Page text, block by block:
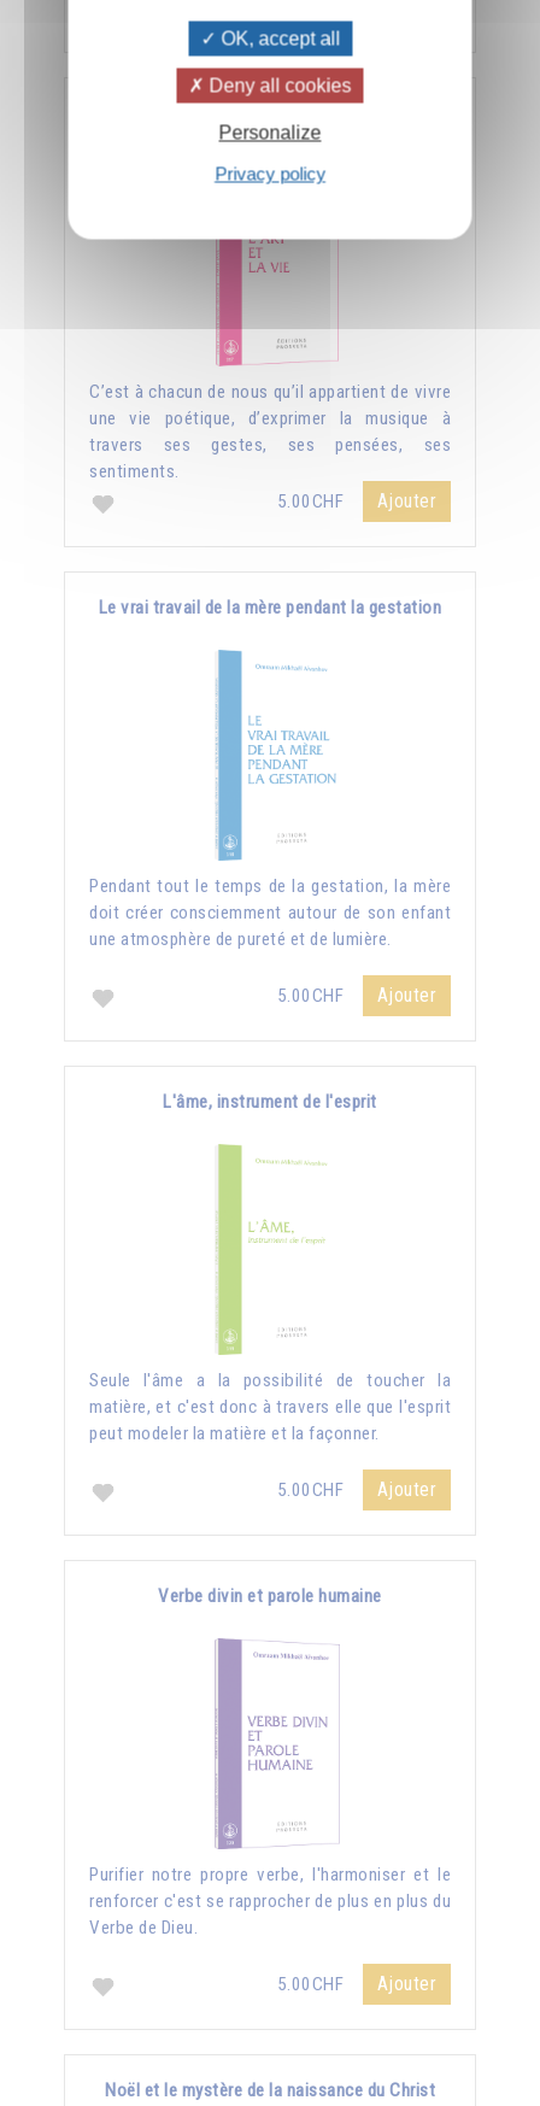
C’est à chacun de nous qu’il appartient de vivre
une vie poétique, d’exprimer la musique à
travers ses gestes, ses pensées, ses
sentiments.
5.00CHF
Ajouter
Le vrai travail de la mère pendant la gestation
Pendant tout le temps de la gestation, la mère
doit créer consciemment autour de son enfant
une atmosphère de pureté et de lumière.
5.00CHF Ajouter
L'âme, instrument de l'esprit
Seule l'âme a la possibilité de toucher la
matière, et c'est donc à travers elle que l'esprit
peut modeler la matière et la façonner.
5.00CHF Ajouter
Verbe divin et parole humaine
Purifier notre propre verbe, l'harmoniser et le
renforcer c'est se rapprocher de plus en plus du
Verbe de Dieu.
5.00CHF Ajouter
Noël et le mystère de la naissance du Christ
OK, accept all
Deny all cookies
Personalize
Privacy policy